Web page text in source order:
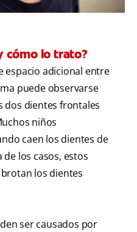
cómo lo trato?
espacio adicional entre
puede observarse
dos dientes frontales
niños
caen los dientes de
los casos, estos
los dientes
ser causados por